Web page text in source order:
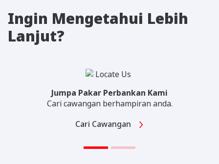
Ingin Mengetahui Lebih
Lanjut?
Jumpa Pakar Perbankan Kami
Cari cawangan berhampiran anda.
Cari Cawangan